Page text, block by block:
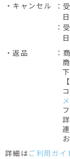
・キャンセル
：
：
・返品
：
詳細はご利用ガイ